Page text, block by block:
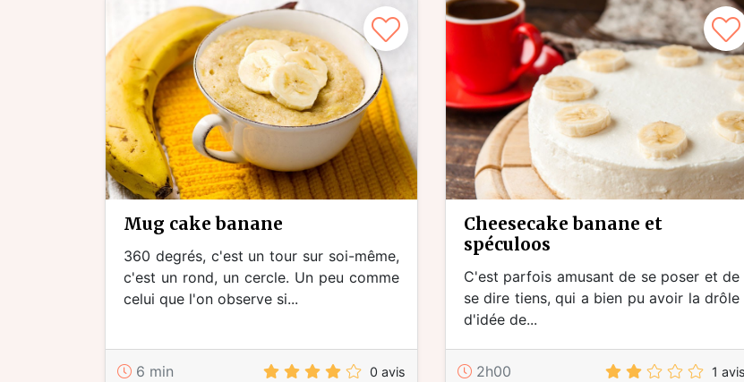
mug cake banane
360 degrés, c'est un tour sur soi-même,
c'est un rond, un cercle. Un peu comme
celui que l'on observe si...
6 min 0 avis
cheesecake banane et
spéculoos
C'est parfois amusant de se poser et de
se dire tiens, qui a bien pu avoir la drôle
d'idée de...
2h00 1 avis